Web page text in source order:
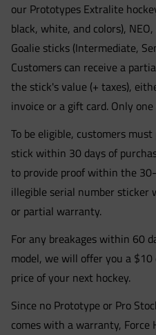
our Prototypes Extralite
black, white, and colors),
Goalie sticks (Intermediate,
Customers can receive a
the stick's value (+ taxes),
invoice or a gift card. Only
To be eligible, customers
stick within 30 days of
to provide proof within the
illegible serial number
or partial warranty.
For any breakages within 60
model, we will offer you a
price of your next hockey.
Since no Prototype or Pro
comes with a warranty, Force